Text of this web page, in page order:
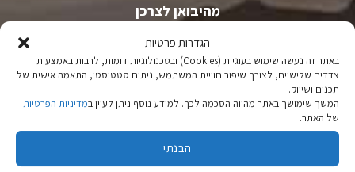
הגדרות פרטיות
באתר זה נעשה שימוש בעוגיות (Cookies) ובטכנולוגיות דומות, לרבות באמצעות
צדדים שלישיים, לצורך שיפור חוויית המשתמש, ניתוח סטטיסטי, התאמה אישית של
תכנים ושיווק.
המשך שימושך באתר מהווה הסכמה לכך. למידע נוסף ניתן לעיין במדיניות הפרטיות
של האתר.
הבנתי
מהיבואן לצרכן
יבוא ישיר לצד מותגים מובילים במחירים ללא תחרות.